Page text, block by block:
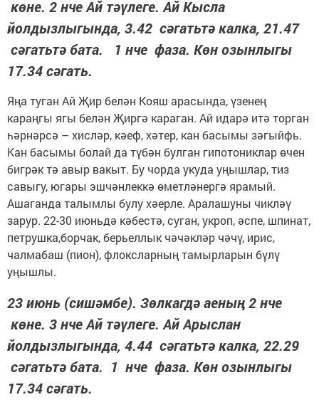
көне. 2 нче Ай тәүлеге. Ай Кысла
йолдызлыгында, 3.42 сәгатьтә калка, 21.47
сәгатьтә бата. 1 нче фаза. Көн озынлыгы
17.34 сәгать.
Яңа туган Ай Җир белән Кояш арасында, үзенең
караңгы ягы белән Җиргә караган. Ай идарә итә торган
һәрнәрсә – хисләр, кәеф, хәтер, кан басымы зәгыйфь.
Кан басымы болай да түбән булган гипотониклар өчен
бигрәк тә авыр вакыт. Бу чорда укуда уңышлар, тиз
савыгу, югары эшчәнлеккә өметләнергә ярамый.
Ашаганда талымлы булу хәерле. Аралашуны чикләү
зарур. 22-30 июньдә кәбестә, суган, укроп, әспе, шпинат,
петрушка,борчак, берьеллык чәчәкләр чәчү, ирис,
чалмабаш (пион), флоксларның тамырларын бүлү
уңышлы.
23 июнь (сишәмбе). Зөлкагдә аеның 2 нче
көне. 3 нче Ай тәүлеге. Ай Арыслан
йолдызлыгында, 4.44 сәгатьтә калка, 22.29
сәгатьтә бата. 1 нче фаза. Көн озынлыгы
17.34 сәгать.